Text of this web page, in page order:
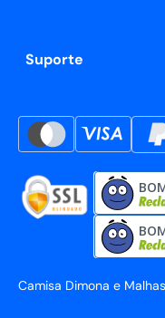
Suporte
Camisa Dimona e